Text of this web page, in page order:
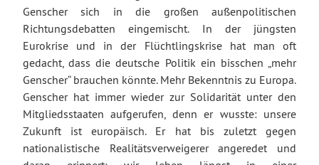
Genscher sich in die großen außenpolitischen
Richtungsdebatten eingemischt. In der jüngsten
Eurokrise und in der Flüchtlingskrise hat man oft
gedacht, dass die deutsche Politik ein bisschen „mehr
Genscher“ brauchen könnte. Mehr Bekenntnis zu Europa.
Genscher hat immer wieder zur Solidarität unter den
Mitgliedsstaaten aufgerufen, denn er wusste: unsere
Zukunft ist europäisch. Er hat bis zuletzt gegen
nationalistische Realitätsverweigerer angeredet und